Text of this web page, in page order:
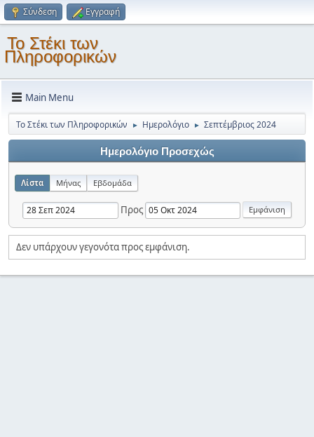
Σύνδεση Εγγραφή
Το Στέκι των
Πληροφορικών
Main Menu
Το Στέκι των Πληροφορικών ► Ημερολόγιο ► Σεπτέμβριος 2024
Ημερολόγιο Προσεχώς
Λίστα Μήνας Εβδομάδα
Προς
Δεν υπάρχουν γεγονότα προς εμφάνιση.